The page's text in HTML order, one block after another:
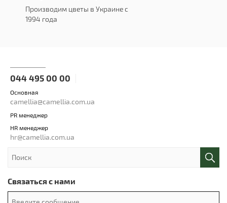
Производим цветы в Украине с
1994 года
044 495 00 00
Основная
camellia@camellia.com.ua
PR менеджер
HR менеджер
hr@camellia.com.ua
Связаться с нами